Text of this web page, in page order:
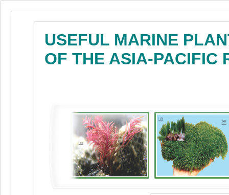
USEFUL MARINE
OF THE ASIA-PACIFIC